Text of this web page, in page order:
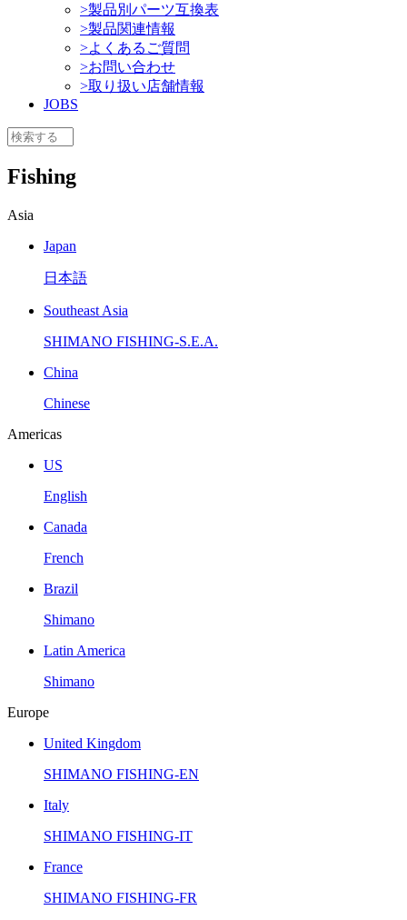
>製品別パーツ互換表
>製品関連情報
>よくあるご質問
>お問い合わせ
>取り扱い店舗情報
JOBS
Fishing
Asia
Japan
日本語
Southeast Asia
SHIMANO FISHING-S.E.A.
China
Chinese
Americas
US
English
Canada
French
Brazil
Shimano
Latin America
Shimano
Europe
United Kingdom
SHIMANO FISHING-EN
Italy
SHIMANO FISHING-IT
France
SHIMANO FISHING-FR